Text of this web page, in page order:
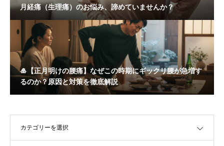
月経痛（生理痛）のお悩み、諦めていませんか？
🎍【正月明けの腰痛】なぜこの時期にギックリ腰が急増す
るのか？原因と対策を徹底解説